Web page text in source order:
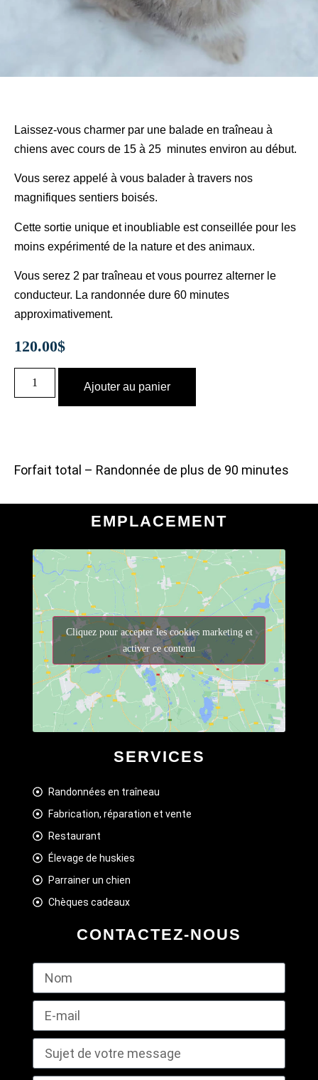
Laissez-vous charmer par une balade en traîneau à
chiens avec cours de 15 à 25 minutes environ au début.
Vous serez appelé à vous balader à travers nos
magnifiques sentiers boisés.
Cette sortie unique et inoubliable est conseillée pour les
moins expérimenté de la nature et des animaux.
Vous serez 2 par traîneau et vous pourrez alterner le
conducteur. La randonnée dure 60 minutes
approximativement.
120.00$
Ajouter au panier
Forfait total – Randonnée de plus de 90 minutes
EMPLACEMENT
Cliquez pour accepter les cookies marketing et
activer ce contenu
SERVICES
Randonnées en traîneau
Fabrication, réparation et vente
Restaurant
Élevage de huskies
Parrainer un chien
Chèques cadeaux
CONTACTEZ-NOUS